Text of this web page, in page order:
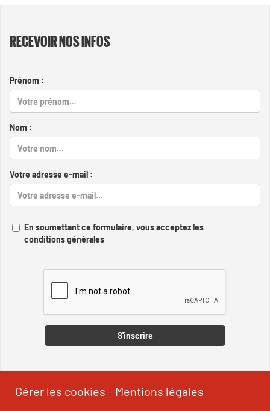
RECEVOIR NOS INFOS
Prénom :
Nom :
Votre adresse e-mail :
En soumettant ce formulaire, vous acceptez les
conditions générales
S'inscrire
Gérer les cookies - Mentions légales